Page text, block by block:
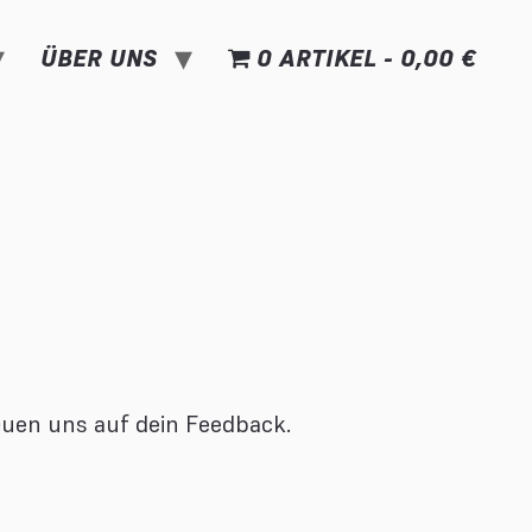
ÜBER UNS 0 ARTIKEL 0,00 €
uns auf dein Feedback.